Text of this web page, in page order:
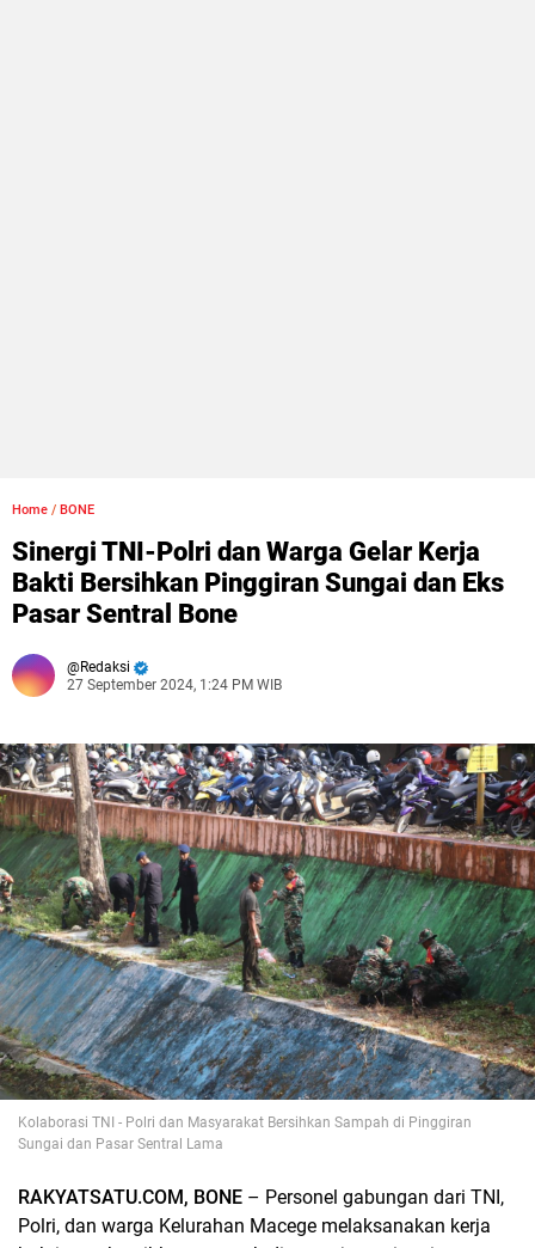
Home / BONE
Sinergi TNI-Polri dan Warga Gelar Kerja
Bakti Bersihkan Pinggiran Sungai dan Eks
Pasar Sentral Bone
Redaksi
27 September 2024, 1:24 PM WIB
Kolaborasi TNI - Polri dan Masyarakat Bersihkan Sampah di Pinggiran
Sungai dan Pasar Sentral Lama
RAKYATSATU.COM, BONE – Personel gabungan dari TNI,
Polri, dan warga Kelurahan Macege melaksanakan kerja